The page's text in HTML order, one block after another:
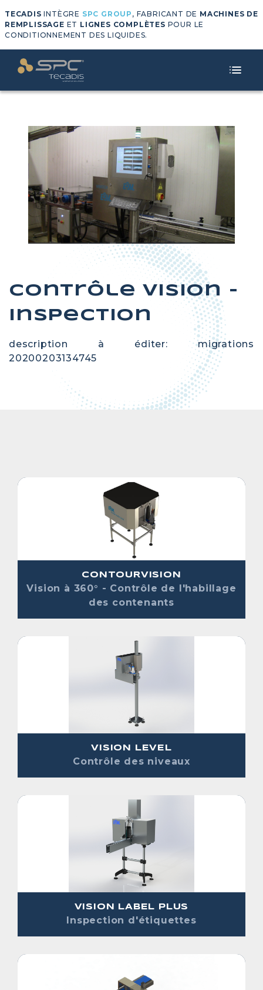
TECADIS INTÈGRE SPC GROUP , FABRICANT DE MACHINES DE
REMPLISSAGE ET LIGNES COMPLÈTES POUR LE
CONDITIONNEMENT DES LIQUIDES.
Contrôle Vision -
Inspection
description à éditer: migrations
20200203134745
CONTOURVISION
Vision à 360° - Contrôle de l'habillage
des contenants
VISION LEVEL
Contrôle des niveaux
VISION LABEL PLUS
Inspection d'étiquettes